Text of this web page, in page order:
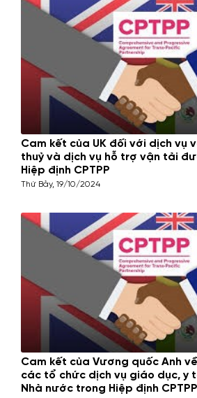
Cam kết của UK đối với dịch vụ
thuỷ và dịch vụ hỗ trợ vận tải
Hiệp định CPTPP
Thứ Bảy, 19/10/2024
Cam kết của Vương quốc Anh
các tổ chức dịch vụ giáo dục, y
Nhà nước trong Hiệp định CPTPP